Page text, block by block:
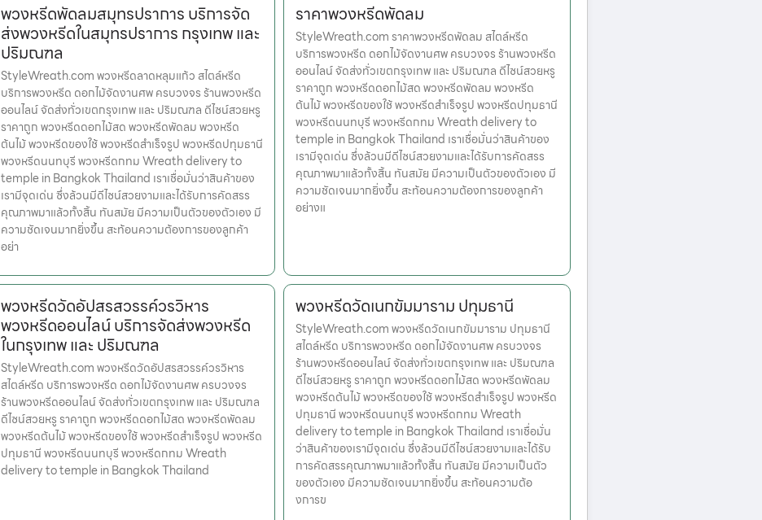
พวงหรีดพัดลมสมุทรปราการ บริการจัด
ส่งพวงหรีดในสมุทรปราการ กรุงเทพ และ
ปริมณฑล
StyleWreath.com พวงหรีดลาดหลุมแก้ว สไตล์หรีด
บริการพวงหรีด ดอกไม้จัดงานศพ ครบวงจร ร้านพวงหรีด
ออนไลน์ จัดส่งทั่วเขตกรุงเทพ และ ปริมณฑล ดีไซน์สวยหรู
ราคาถูก พวงหรีดดอกไม้สด พวงหรีดพัดลม พวงหรีด
ต้นไม้ พวงหรีดของใช้ พวงหรีดสำเร็จรูป พวงหรีดปทุมธานี
พวงหรีดนนทบุรี พวงหรีดกทม Wreath delivery to
temple in Bangkok Thailand เราเชื่อมั่นว่าสินค้าของ
เรามีจุดเด่น ซึ่งล้วนมีดีไซน์สวยงามและได้รับการคัดสรร
คุณภาพมาแล้วทั้งสิ้น ทันสมัย มีความเป็นตัวของตัวเอง มี
ความชัดเจนมากยิ่งขึ้น สะท้อนความต้องการของลูกค้า
อย่า
ราคาพวงหรีดพัดลม
StyleWreath.com ราคาพวงหรีดพัดลม สไตล์หรีด
บริการพวงหรีด ดอกไม้จัดงานศพ ครบวงจร ร้านพวงหรีด
ออนไลน์ จัดส่งทั่วเขตกรุงเทพ และ ปริมณฑล ดีไซน์สวยหรู
ราคาถูก พวงหรีดดอกไม้สด พวงหรีดพัดลม พวงหรีด
ต้นไม้ พวงหรีดของใช้ พวงหรีดสำเร็จรูป พวงหรีดปทุมธานี
พวงหรีดนนทบุรี พวงหรีดกทม Wreath delivery to
temple in Bangkok Thailand เราเชื่อมั่นว่าสินค้าของ
เรามีจุดเด่น ซึ่งล้วนมีดีไซน์สวยงามและได้รับการคัดสรร
คุณภาพมาแล้วทั้งสิ้น ทันสมัย มีความเป็นตัวของตัวเอง มี
ความชัดเจนมากยิ่งขึ้น สะท้อนความต้องการของลูกค้า
อย่างแ
พวงหรีดวัดอัปสรสวรรค์วรวิหาร
พวงหรีดออนไลน์ บริการจัดส่งพวงหรีด
ในกรุงเทพ และ ปริมณฑล
StyleWreath.com พวงหรีดวัดอัปสรสวรรค์วรวิหาร
สไตล์หรีด บริการพวงหรีด ดอกไม้จัดงานศพ ครบวงจร
ร้านพวงหรีดออนไลน์ จัดส่งทั่วเขตกรุงเทพ และ ปริมณฑล
ดีไซน์สวยหรู ราคาถูก พวงหรีดดอกไม้สด พวงหรีดพัดลม
พวงหรีดต้นไม้ พวงหรีดของใช้ พวงหรีดสำเร็จรูป พวงหรีด
ปทุมธานี พวงหรีดนนทบุรี พวงหรีดกทม Wreath
delivery to temple in Bangkok Thailand
พวงหรีดวัดเนกขัมมาราม ปทุมธานี
StyleWreath.com พวงหรีดวัดเนกขัมมาราม ปทุมธานี
สไตล์หรีด บริการพวงหรีด ดอกไม้จัดงานศพ ครบวงจร
ร้านพวงหรีดออนไลน์ จัดส่งทั่วเขตกรุงเทพ และ ปริมณฑล
ดีไซน์สวยหรู ราคาถูก พวงหรีดดอกไม้สด พวงหรีดพัดลม
พวงหรีดต้นไม้ พวงหรีดของใช้ พวงหรีดสำเร็จรูป พวงหรีด
ปทุมธานี พวงหรีดนนทบุรี พวงหรีดกทม Wreath
delivery to temple in Bangkok Thailand เราเชื่อมั่น
ว่าสินค้าของเรามีจุดเด่น ซึ่งล้วนมีดีไซน์สวยงามและได้รับ
การคัดสรรคุณภาพมาแล้วทั้งสิ้น ทันสมัย มีความเป็นตัว
ของตัวเอง มีความชัดเจนมากยิ่งขึ้น สะท้อนความต้อ
งการข